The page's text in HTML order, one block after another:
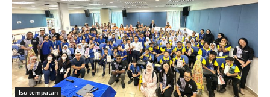
Isu tempatan